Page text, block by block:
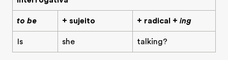
to be + sujeito + radical + ing
Is she talking?